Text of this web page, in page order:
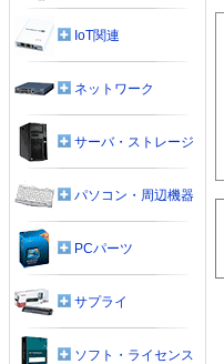
IoT関連
ネットワーク
サーバ・ストレージ
パソコン・周辺機器
PCパーツ
サプライ
ソフト・ライセンス